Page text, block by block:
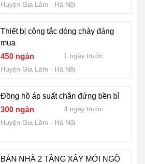
Huyện Gia Lâm
Hà Nội
Thiết bị công tắc dòng chảy đáng
mua
450 ngàn
1 ngày trước
Huyện Gia Lâm
Hà Nội
Đồng hồ áp suất chân đứng bền bỉ
300 ngàn
4 ngày trước
Huyện Gia Lâm
Hà Nội
BÁN NHÀ 2 TẦNG XÂY MỚI NGÕ